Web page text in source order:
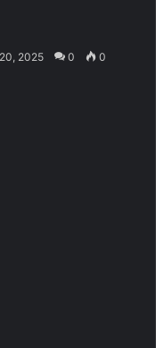
2025 0 0